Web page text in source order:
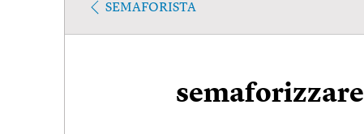
SEMAFORISTA
semaforizzare